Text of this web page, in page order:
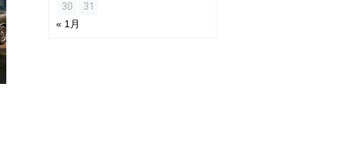
30
31
« 1月